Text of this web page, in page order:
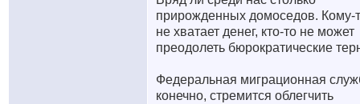
прирожденных домоседов. Кому-
не хватает денег, кто-то не может
преодолеть бюрократические
Федеральная миграционная
конечно, стремится облегчить